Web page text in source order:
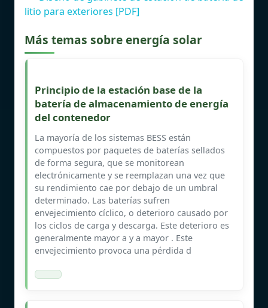
litio para exteriores [PDF]
Más temas sobre energía solar
Principio de la estación base de la
batería de almacenamiento de energía
del contenedor
La mayoría de los sistemas BESS están
compuestos por paquetes de baterías sellados
de forma segura, que se monitorean
electrónicamente y se reemplazan una vez que
su rendimiento cae por debajo de un umbral
determinado. Las baterías sufren
envejecimiento cíclico, o deterioro causado por
los ciclos de carga y descarga. Este deterioro es
generalmente mayor a y a mayor . Este
envejecimiento provoca una pérdida d